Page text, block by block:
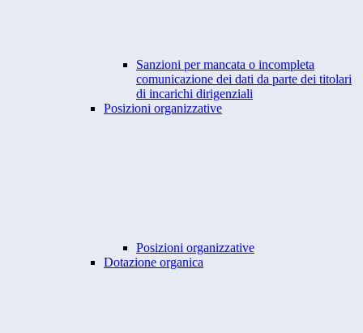
Sanzioni per mancata o incompleta
comunicazione dei dati da parte dei titolari
di incarichi dirigenziali
Posizioni organizzative
Posizioni organizzative
Dotazione organica